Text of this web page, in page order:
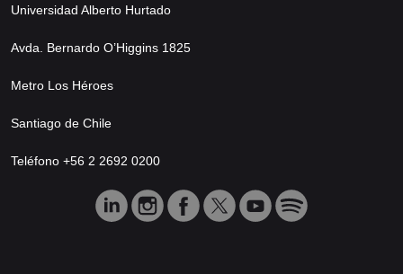
Universidad Alberto Hurtado
Avda. Bernardo O’Higgins 1825
Metro Los Héroes
Santiago de Chile
Teléfono +56 2 2692 0200